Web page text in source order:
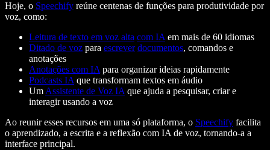
Hoje, o Speechify reúne centenas de funções para produtividade por
voz, como:
Leitura de texto em voz alta com IA em mais de 60 idiomas
Ditado de voz para escrever documentos, comandos e
anotações
Anotações com IA para organizar ideias rapidamente
Podcasts IA que transformam textos em áudio
Um Assistente de Voz IA que ajuda a pesquisar, criar e
interagir usando a voz
Ao reunir esses recursos em uma só plataforma, o Speechify facilita
o aprendizado, a escrita e a reflexão com IA de voz, tornando-a a
interface principal.